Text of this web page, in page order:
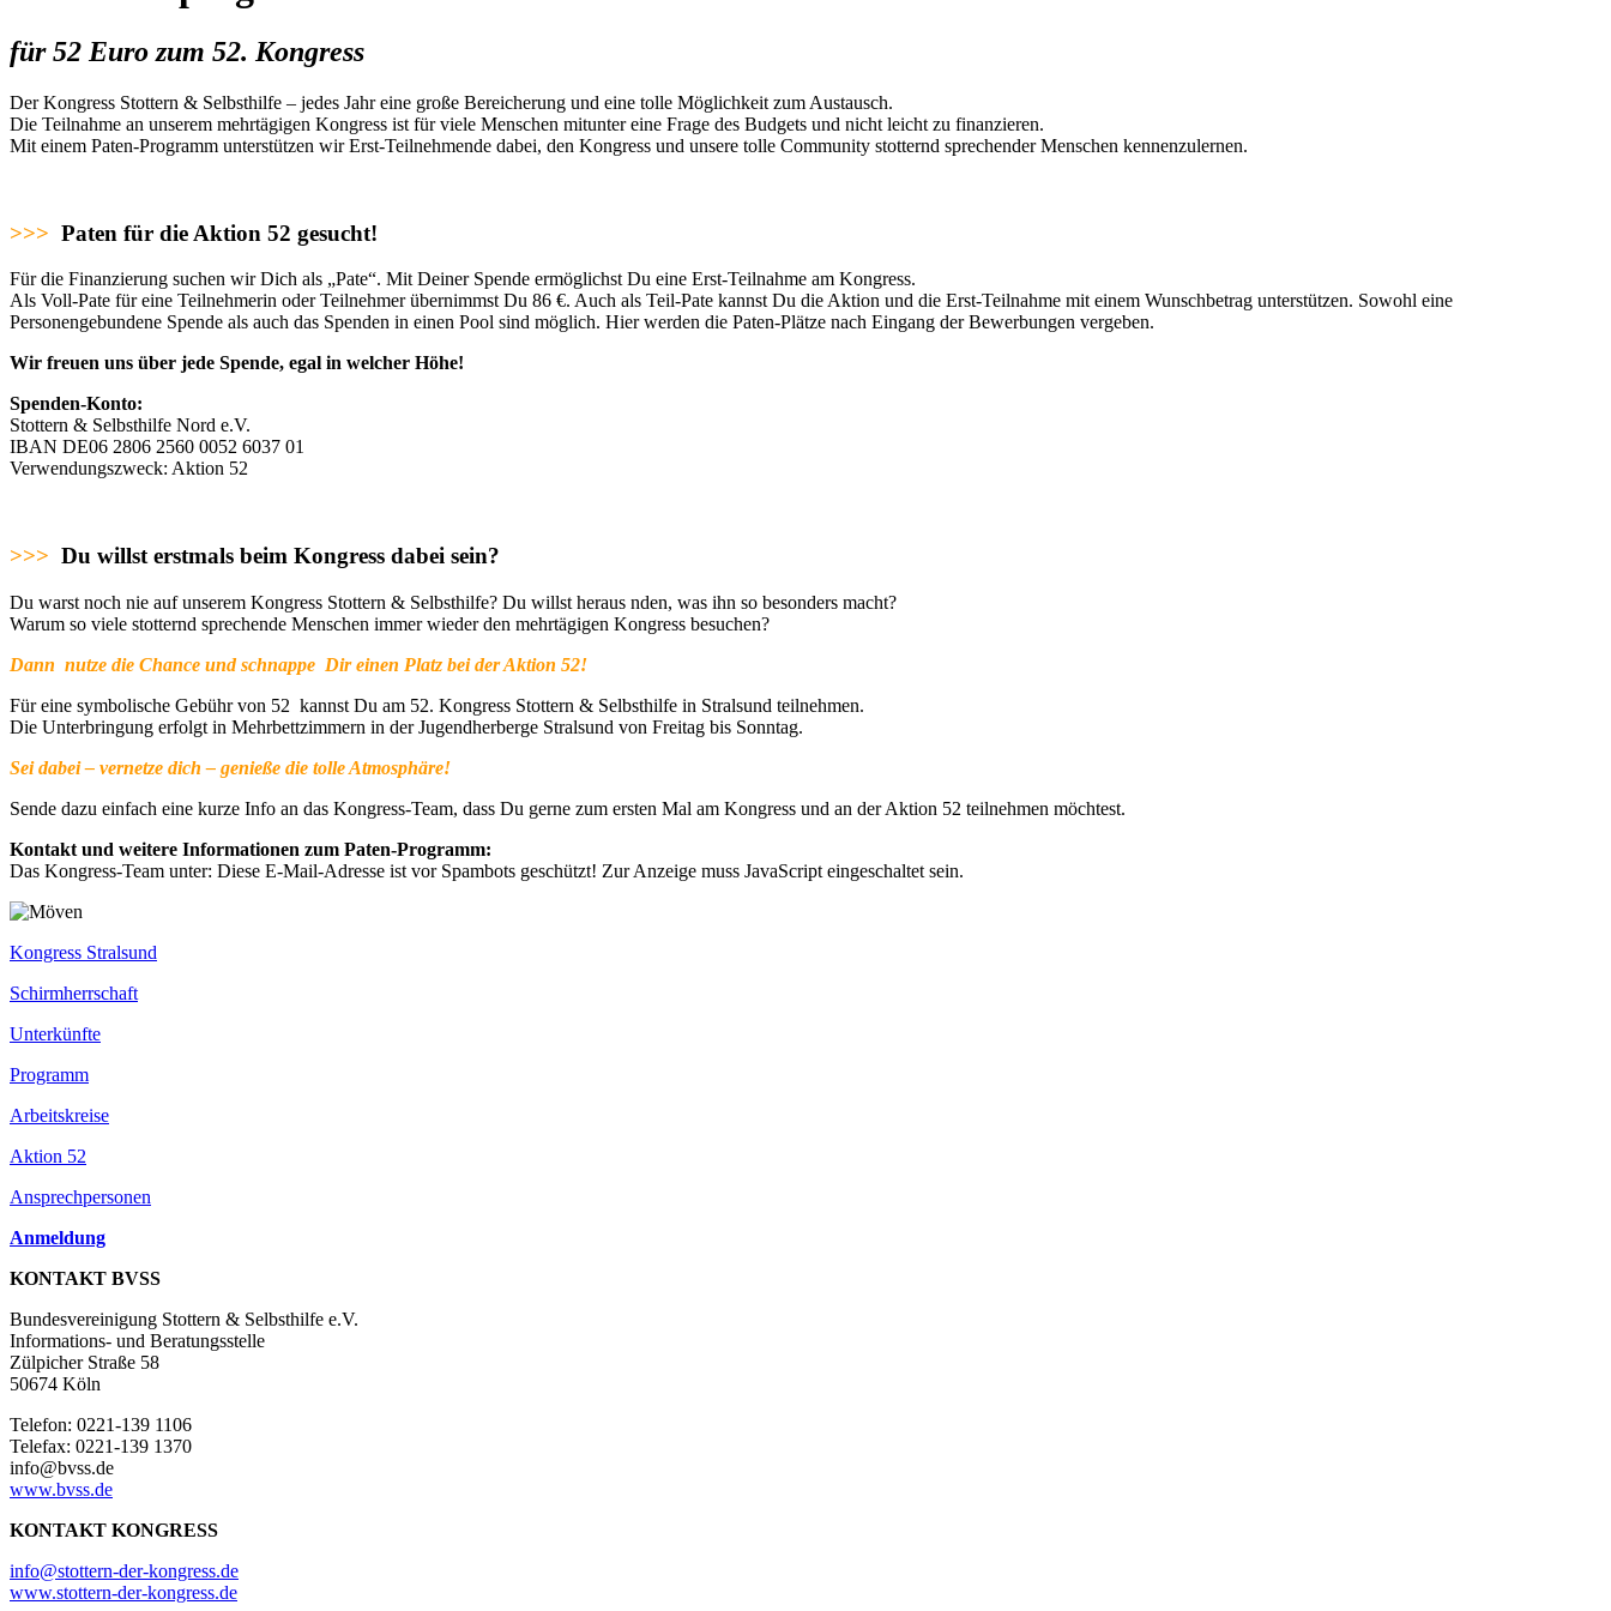
für 52 Euro zum 52. Kongress
Der Kongress Stottern & Selbsthilfe – jedes Jahr eine große Bereicherung und eine tolle Möglichkeit zum Austausch.
Die Teilnahme an unserem mehrtägigen Kongress ist für viele Menschen mitunter eine Frage des Budgets und nicht leicht zu finanzieren.
Mit einem Paten-Programm unterstützen wir Erst-Teilnehmende dabei, den Kongress und unsere tolle Community stotternd sprechender Menschen kennenzulernen.
>>> Paten für die Aktion 52 gesucht!
Für die Finanzierung suchen wir Dich als „Pate“. Mit Deiner Spende ermöglichst Du eine Erst-Teilnahme am Kongress.
Als Voll-Pate für eine Teilnehmerin oder Teilnehmer übernimmst Du 86 €. Auch als Teil-Pate kannst Du die Aktion und die Erst-Teilnahme mit einem Wunschbetrag unterstützen. Sowohl eine
Personengebundene Spende als auch das Spenden in einen Pool sind möglich. Hier werden die Paten-Plätze nach Eingang der Bewerbungen vergeben.
Wir freuen uns über jede Spende, egal in welcher Höhe!
Spenden-Konto:
Stottern & Selbsthilfe Nord e.V.
IBAN DE06 2806 2560 0052 6037 01
Verwendungszweck: Aktion 52
>>> Du willst erstmals beim Kongress dabei sein?
Du warst noch nie auf unserem Kongress Stottern & Selbsthilfe? Du willst heraus nden, was ihn so besonders macht?
Warum so viele stotternd sprechende Menschen immer wieder den mehrtägigen Kongress besuchen?
Dann nutze die Chance und schnappe Dir einen Platz bei der Aktion 52!
Für eine symbolische Gebühr von 52 kannst Du am 52. Kongress Stottern & Selbsthilfe in Stralsund teilnehmen.
Die Unterbringung erfolgt in Mehrbettzimmern in der Jugendherberge Stralsund von Freitag bis Sonntag.
Sei dabei – vernetze dich – genieße die tolle Atmosphäre!
Sende dazu einfach eine kurze Info an das Kongress-Team, dass Du gerne zum ersten Mal am Kongress und an der Aktion 52 teilnehmen möchtest.
Kontakt und weitere Informationen zum Paten-Programm:
Das Kongress-Team unter: Diese E-Mail-Adresse ist vor Spambots geschützt! Zur Anzeige muss JavaScript eingeschaltet sein.
Kongress Stralsund
Schirmherrschaft
Unterkünfte
Programm
Arbeitskreise
Aktion 52
Ansprechpersonen
Anmeldung
KONTAKT BVSS
Bundesvereinigung Stottern & Selbsthilfe e.V.
Informations- und Beratungsstelle
Zülpicher Straße 58
50674 Köln
Telefon: 0221-139 1106
Telefax: 0221-139 1370
info@bvss.de
www.bvss.de
KONTAKT KONGRESS
info@stottern-der-kongress.de
www.stottern-der-kongress.de